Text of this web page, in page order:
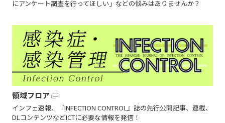
にアンケート調査を行ってほしい」などの悩みはありませんか？
領域フロア
インフェ速報、『INFECTION CONTROL』誌の先行公開記事、連載、
DLコンテンツなどICTに必要な情報を発信！